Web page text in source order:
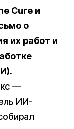
Cure и
о
их работ и
—
ИИ-